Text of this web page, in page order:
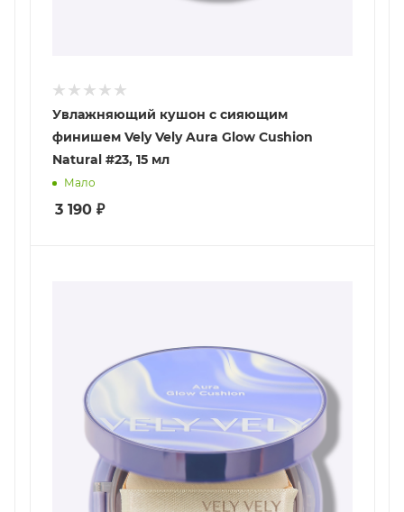
Увлажняющий кушон с сияющим
финишем Vely Vely Aura Glow Cushion
Natural #23, 15 мл
Мало
3 190 ₽